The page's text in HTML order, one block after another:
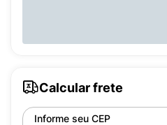
Calcular frete
Informe seu CEP